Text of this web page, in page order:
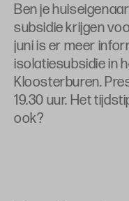
Ben je
subsidie krijgen
juni is er meer
isolatiesubsidie in
Kloosterburen.
19.30 uur. Het
ook?